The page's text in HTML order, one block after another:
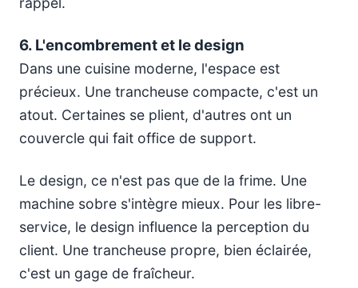
6. L'encombrement et le design
Dans une cuisine moderne, l'espace est
précieux. Une trancheuse compacte, c'est un
atout. Certaines se plient, d'autres ont un
couvercle qui fait office de support.
Le design, ce n'est pas que de la frime. Une
machine sobre s'intègre mieux. Pour les libre-
service, le design influence la perception du
client. Une trancheuse propre, bien éclairée,
c'est un gage de fraîcheur.